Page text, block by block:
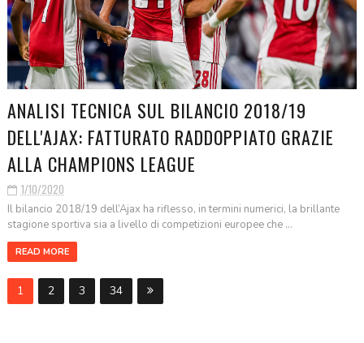
ANALISI TECNICA SUL BILANCIO 2018/19
DELL'AJAX: FATTURATO RADDOPPIATO GRAZIE
ALLA CHAMPIONS LEAGUE
1/10/2020
Il bilancio 2018/19 dell’Ajax ha riflesso, in termini numerici, la brillante
stagione sportiva sia a livello di competizioni europee che ...
READ MORE
1 2 3 34